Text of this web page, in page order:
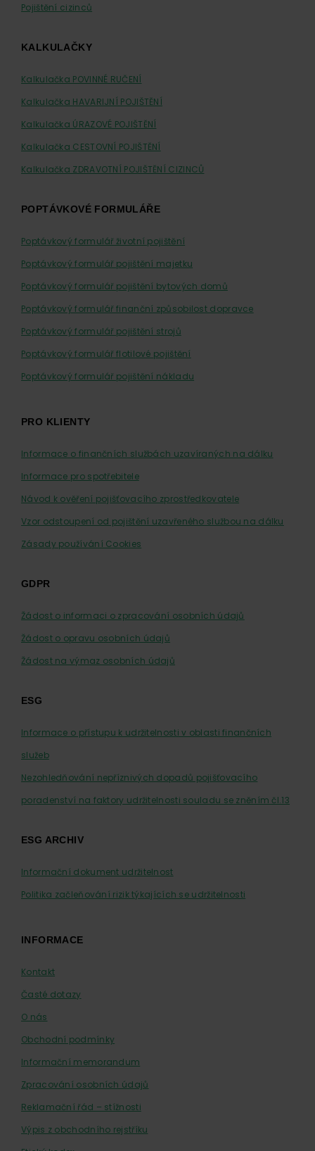
Pojištění cizinců
KALKULAČKY
Kalkulačka POVINNÉ RUČENÍ
Kalkulačka HAVARIJNÍ POJIŠTĚNÍ
Kalkulačka ÚRAZOVÉ POJIŠTĚNÍ
Kalkulačka CESTOVNÍ POJIŠTĚNÍ
Kalkulačka ZDRAVOTNÍ POJIŠTĚNÍ CIZINCŮ
POPTÁVKOVÉ FORMULÁŘE
Poptávkový formulář životní pojištění
Poptávkový formulář pojištění majetku
Poptávkový formulář pojištění bytových domů
Poptávkový formulář finanční způsobilost dopravce
Poptávkový formulář pojištění strojů
Poptávkový formulář flotilové pojištění
Poptávkový formulář pojištění nákladu
PRO KLIENTY
Informace o finančních službách uzavíraných na dálku
Informace pro spotřebitele
Návod k ověření pojišťovacího zprostředkovatele
Vzor odstoupení od pojištění uzavřeného službou na dálku
Zásady používání Cookies
GDPR
Žádost o informaci o zpracování osobních údajů
Žádost o opravu osobních údajů
Žádost na výmaz osobních údajů
ESG
Informace o přístupu k udržitelnosti v oblasti finančních
služeb
Nezohledňování nepříznivých dopadů pojišťovacího
poradenství na faktory udržitelnosti souladu se zněním čl.13
ESG ARCHIV
Informační dokument udržitelnost
Politika začleňování rizik týkajících se udržitelnosti
INFORMACE
Kontakt
Časté dotazy
O nás
Obchodní podmínky
Informační memorandum
Zpracování osobních údajů
Reklamační řád – stížnosti
Výpis z obchodního rejstříku